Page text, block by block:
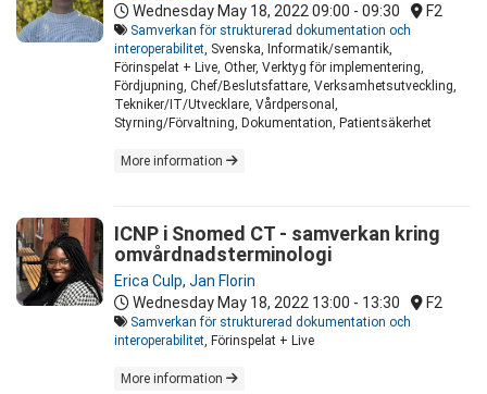
Wednesday May 18, 2022 09:00 - 09:30 F2
Samverkan för strukturerad dokumentation och
interoperabilitet, Svenska, Informatik/semantik,
Förinspelat + Live, Other, Verktyg för implementering,
Fördjupning, Chef/Beslutsfattare, Verksamhetsutveckling,
Tekniker/IT/Utvecklare, Vårdpersonal,
Styrning/Förvaltning, Dokumentation, Patientsäkerhet
More information
ICNP i Snomed CT - samverkan kring
omvårdnadsterminologi
Erica Culp, Jan Florin
Wednesday May 18, 2022 13:00 - 13:30 F2
Samverkan för strukturerad dokumentation och
interoperabilitet, Förinspelat + Live
More information